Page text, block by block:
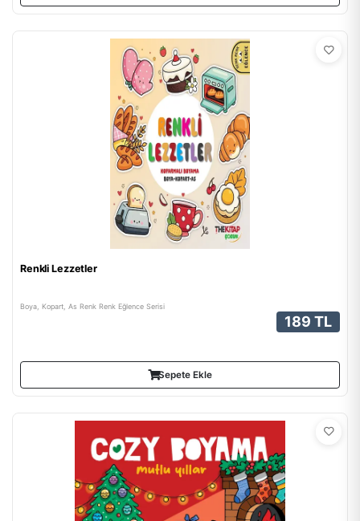
Renkli Lezzetler
Boya, Kopart, As Renk Renk Eğlence Serisi
189 TL
Sepete Ekle